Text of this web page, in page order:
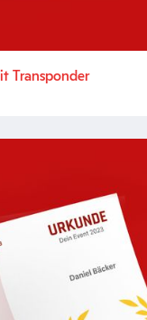
Transponder